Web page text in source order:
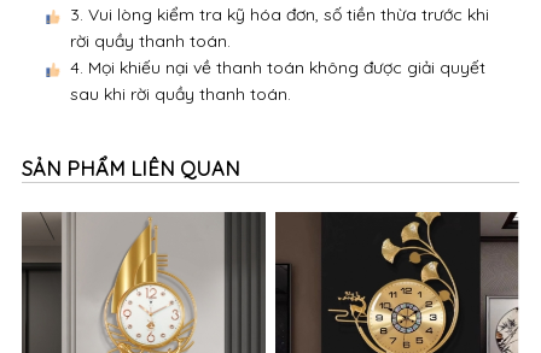
4. Mọi khiếu nại về thanh toán không được giải quyết
sau khi rời quầy thanh toán.